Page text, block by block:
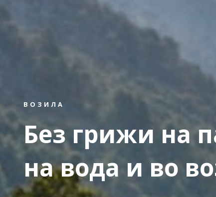
ВОЗИЛА
Без грижи на
на вода и во